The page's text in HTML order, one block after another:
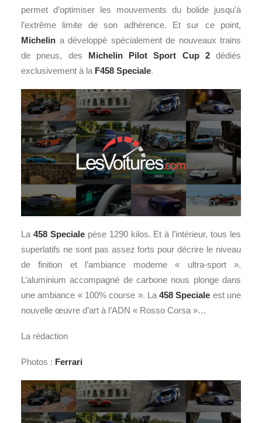
permet d’optimiser les mouvements du bolide jusqu’à
l’extrême limite de son adhérence. Et sur ce point,
Michelin a développé spécialement de nouveaux trains
de pneus, des Michelin Pilot Sport Cup 2dédiés
exclusivement à la F458 Speciale.
La 458 Specialepèse 1290 kilos. Et à l’intérieur, tous les
superlatifs ne sont pas assez forts pour décrire le niveau
de finition et l’ambiance moderne « ultra-sport ».
L’aluminium accompagné de carbone nous plonge dans
une ambiance « 100% course ». La458 Speciale est une
nouvelle œuvre d’art à l’ADN « Rosso Corsa »…
La rédaction
Photos : Ferrari